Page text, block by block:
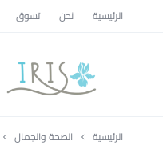
الرئيسية نحن تسوق
|
متجر
الرئيسية الصحة والجمال